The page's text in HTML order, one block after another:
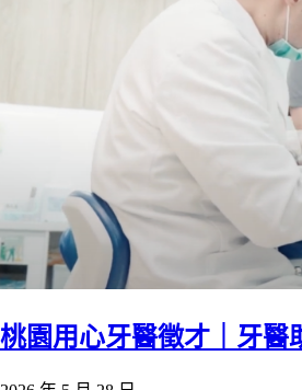
桃園用心牙醫徵才｜牙醫